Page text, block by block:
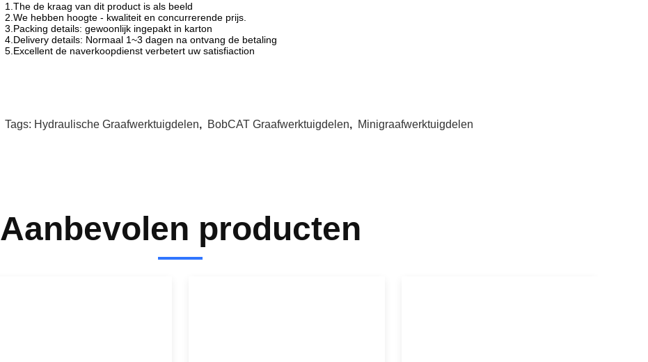
1.The de kraag van dit product is als beeld
2.We hebben hoogte - kwaliteit en concurrerende prijs.
3.Packing details: gewoonlijk ingepakt in karton
4.Delivery details: Normaal 1~3 dagen na ontvang de betaling
5.Excellent de naverkoopdienst verbetert uw satisfiaction
Tags: Hydraulische Graafwerktuigdelen, BobCAT Graafwerktuigdelen, Minigraafwerktuigdelen
Aanbevolen producten